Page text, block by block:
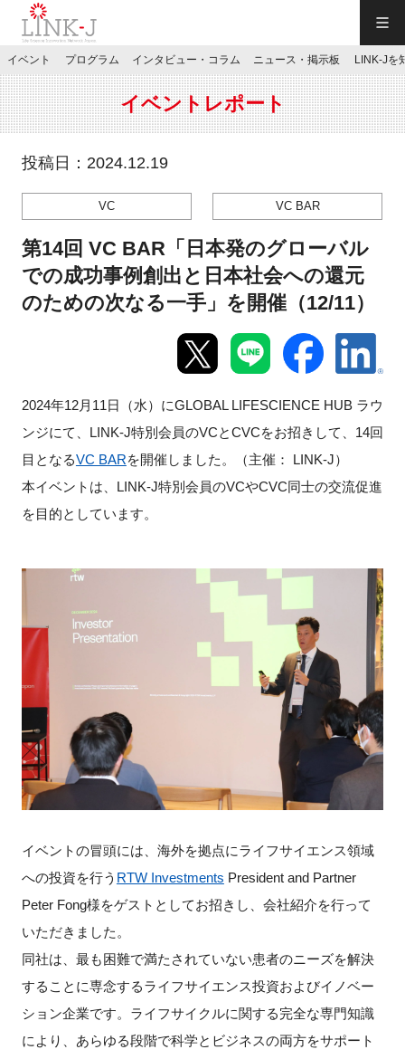
JP／EN
特別会員専用メニュー
施設ご予約
新規登録
イベント
インタビュー・コラム
ニュース・掲示板
LINK-Jを知る
特別会員
施設・アクセス
イベントお知らせメール登録
イベント プログラム インタビュー・コラム ニュース・掲示板 LINK-Jを
イベントレポート
投稿日：2024.12.19
VC VC BAR
第14回 VC BAR「日本発のグローバル
での成功事例創出と日本社会への還元
のための次なる一手」を開催（12/11）
2024年12月11日（水）にGLOBAL LIFESCIENCE HUB ラウ
ンジにて、LINK-J特別会員のVCとCVCをお招きして、14回
目となるVC BARを開催しました。（主催： LINK-J）
本イベントは、LINK-J特別会員のVCやCVC同士の交流促進
を目的としています。
イベントの冒頭には、海外を拠点にライフサイエンス領域
への投資を行う RTW Investments President and Partner
Peter Fong様をゲストとしてお招きし、会社紹介を行って
いただきました。
同社は、最も困難で満たされていない患者のニーズを解決
することに専念するライフサイエンス投資およびイノベー
ション企業です。ライフサイクルに関する完全な専門知識
により、あらゆる段階で科学とビジネスの両方をサポート